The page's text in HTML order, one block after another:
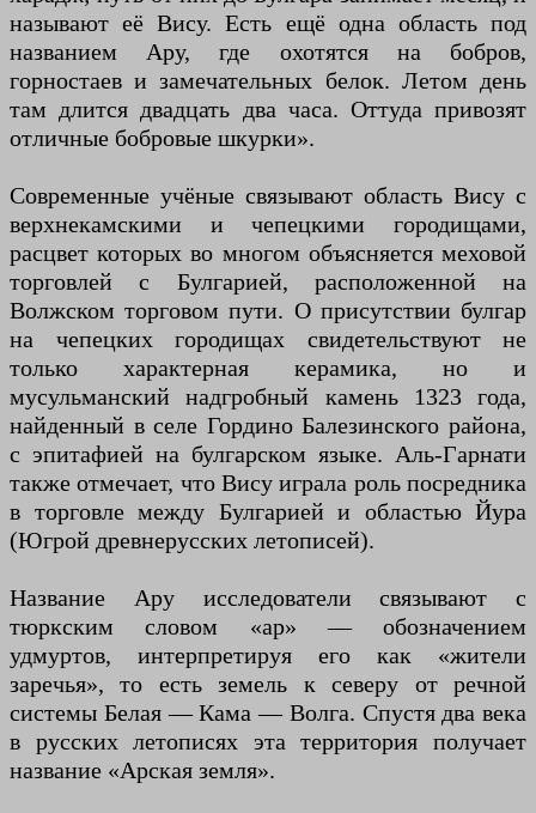
называют её Вису. Есть ещё одна область под
названием Ару, где охотятся на бобров,
горностаев и замечательных белок. Летом день
там длится двадцать два часа. Оттуда привозят
отличные бобровые шкурки».
Современные учёные связывают область Вису с
верхнекамскими и чепецкими городищами,
расцвет которых во многом объясняется меховой
торговлей с Булгарией, расположенной на
Волжском торговом пути. О присутствии булгар
на чепецких городищах свидетельствуют не
только характерная керамика, но и
мусульманский надгробный камень 1323 года,
найденный в селе Гордино Балезинского района,
с эпитафией на булгарском языке. Аль-Гарнати
также отмечает, что Вису играла роль посредника
в торговле между Булгарией и областью Йура
(Югрой древнерусских летописей).
Название Ару исследователи связывают с
тюркским словом «ар» — обозначением
удмуртов, интерпретируя его как «жители
заречья», то есть земель к северу от речной
системы Белая — Кама — Волга. Спустя два века
в русских летописях эта территория получает
название «Арская земля».